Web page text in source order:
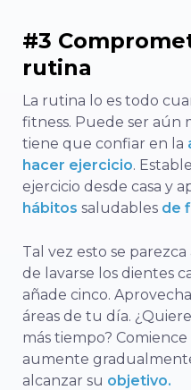
#3
rutina
La rutina lo es todo
fitness. Puede ser aún
tiene que confiar en la
hacer ejercicio.
ejercicio desde casa y
hábitos saludables de
Tal vez esto se
de lavarse los dientes
añade cinco.
áreas de tu día.
más tiempo?
aumente
alcanzar su objetivo.